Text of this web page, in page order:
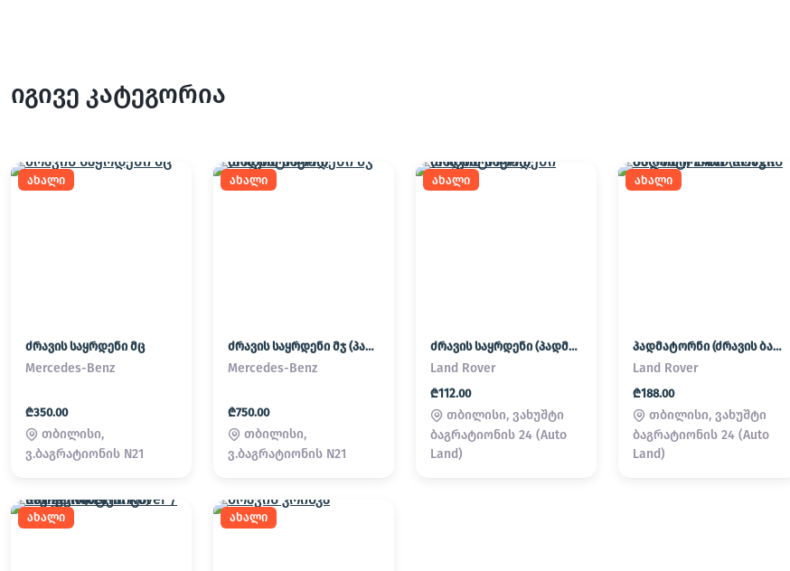
იგივე კატეგორია
ახალი
ძრავის საყრდენი მც
Mercedes-Benz
₾350.00
თბილისი,
ვ.ბაგრატიონის N21
ახალი
ძრავის საყრდენი მჯ (პადმატორნი)
Mercedes-Benz
₾750.00
თბილისი,
ვ.ბაგრატიონის N21
ახალი
ძრავის საყრდენი (პადმატორნი)
Land Rover
₾112.00
თბილისი, ვახუშტი
ბაგრატიონის 24 (Auto
Land)
ახალი
პადმატორნი (ძრავის ბალიში) LAND ROVER
Land Rover
₾188.00
თბილისი, ვახუშტი
ბაგრატიონის 24 (Auto
Land)
ახალი ახალი